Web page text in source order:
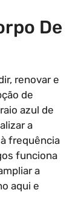
De
renovar e
de
azul de
a
frequência
funciona
a
aqui e